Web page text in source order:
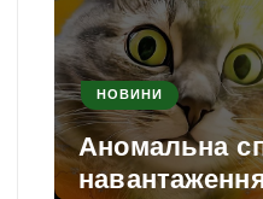
НОВИНИ
Аномальна